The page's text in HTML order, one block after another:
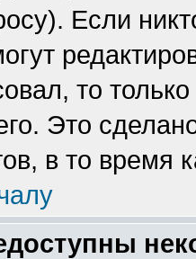
Если
то
Это
в то время